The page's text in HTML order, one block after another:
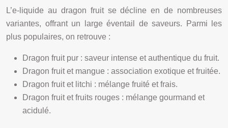
L’e-liquide au dragon fruit se décline en de nombreuses
variantes, offrant un large éventail de saveurs. Parmi les
plus populaires, on retrouve :
Dragon fruit pur : saveur intense et authentique du fruit.
Dragon fruit et mangue : association exotique et fruitée.
Dragon fruit et litchi : mélange fruité et frais.
Dragon fruit et fruits rouges : mélange gourmand et
acidulé.